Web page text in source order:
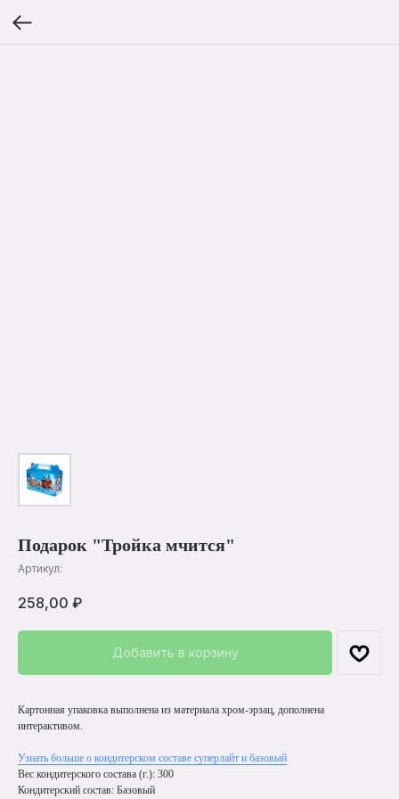
Подарок "Тройка мчится"
Артикул:
258,00 ₽
Добавить в корзину
Картонная упаковка выполнена из материала хром-эрзац, дополнена
интерактивом.
Узнать больше о кондитерском составе суперлайт и базовый
Вес кондитерского состава (г.): 300
Кондитерский состав: Базовый